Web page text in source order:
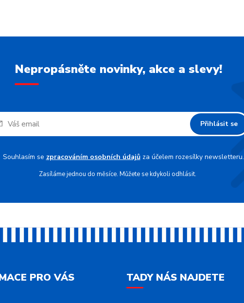
Nepropásněte novinky, akce a slevy!
Přihlásit se
Souhlasím se zpracováním osobních údajůza účelem rozesílky newsletteru.
Zasíláme jednou do měsíce. Můžete se kdykoli odhlásit.
PRO VÁS TADY NÁS NAJDETE